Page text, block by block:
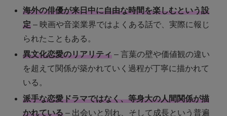
海外の俳優が来日中に自由な時間を楽しむという設
定 – 映画や音楽業界ではよくある話で、実際に報じ
られたこともある。
異文化恋愛のリアリティ – 言葉の壁や価値観の違い
を超えて関係が築かれていく過程が丁寧に描かれて
いる。
派手な恋愛ドラマではなく、等身大の人間関係が描
かれている – 出会いと別れ、そして成長という普遍